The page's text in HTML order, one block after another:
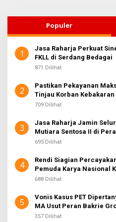
Populer
1
Jasa Raharja Perkuat
FKLL di Serdang Bedagai
871 Dilihat
2
Pastikan Pekayanan
Tinjau Korban
709 Dilihat
3
Jasa Raharja Jamin
Mutiara Sentosa II di
695 Dilihat
4
Rendi Siagian
Pemuda Karya Nasional
Sembiring
688 Dilihat
5
Vonis Kasus PET
MA Usut Peran Bakrie
357 Dilihat